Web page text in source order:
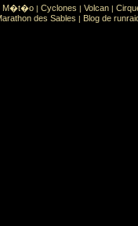
extr�mes
M�t�o | Cyclones | Volcan |
des Sables | Blog de